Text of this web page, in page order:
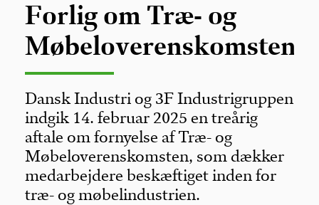
Forlig om Træ- og
Møbeloverenskomsten
Dansk Industri og 3F Industrigruppen
indgik 14. februar 2025 en treårig
aftale om fornyelse af Træ- og
Møbeloverenskomsten, som dækker
medarbejdere beskæftiget inden for
træ- og møbelindustrien.